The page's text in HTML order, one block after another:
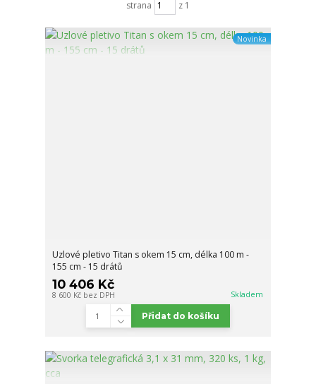
strana
z 1
Novinka
Uzlové pletivo Titan s okem 15 cm, délka 100 m -
155 cm - 15 drátů
10 406 Kč
8 600 Kč bez DPH Skladem
Přidat do košíku